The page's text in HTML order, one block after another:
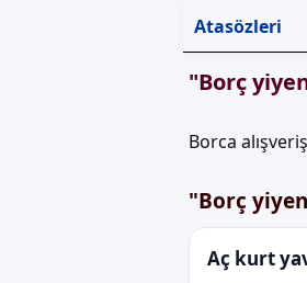
Atasözleri
"Borç
Borca
"Borç
Aç kurt